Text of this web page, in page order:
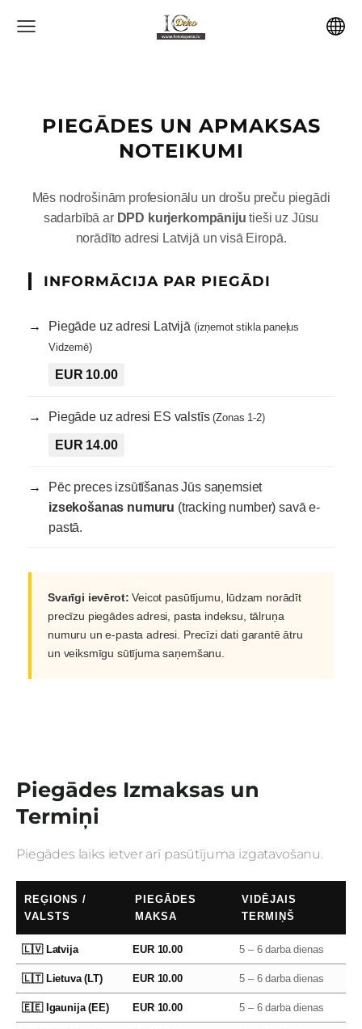
PIEGĀDES UN APMAKSAS
NOTEIKUMI
Mēs nodrošinām profesionālu un drošu preču piegādi
sadarbībā ar DPD kurjerkompāniju tieši uz Jūsu
norādīto adresi Latvijā un visā Eiropā.
INFORMĀCIJA PAR PIEGĀDI
Piegāde uz adresi Latvijā (izņemot stikla paneļus
Vidzemē)
EUR 10.00
Piegāde uz adresi ES valstīs(Zonas 1-2)
EUR 14.00
Pēc preces izsūtīšanas Jūs saņemsiet
izsekošanas numuru (tracking number) savā e-
pastā.
Svarīgi ievērot: Veicot pasūtījumu, lūdzam norādīt
precīzu piegādes adresi, pasta indeksu, tālruņa
numuru un e-pasta adresi. Precīzi dati garantē ātru
un veiksmīgu sūtījuma saņemšanu.
Piegādes Izmaksas un
Termiņi
Piegādes laiks ietver arī pasūtījuma izgatavošanu.
REĢIONS /
VALSTS
PIEGĀDES
MAKSA
VIDĒJAIS
TERMIŅŠ
🇱🇻 Latvija EUR 10.00 5 – 6 darba dienas
🇱🇹 Lietuva (LT) EUR 10.00 5 – 6 darba dienas
🇪🇪 Igaunija (EE) EUR 10.00 5 – 6 darba dienas